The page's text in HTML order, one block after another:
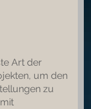
Art der
um den
zu